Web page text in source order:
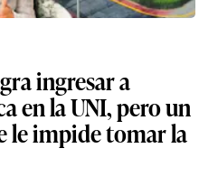
ingresar a
en la UNI, pero un
le impide tomar la